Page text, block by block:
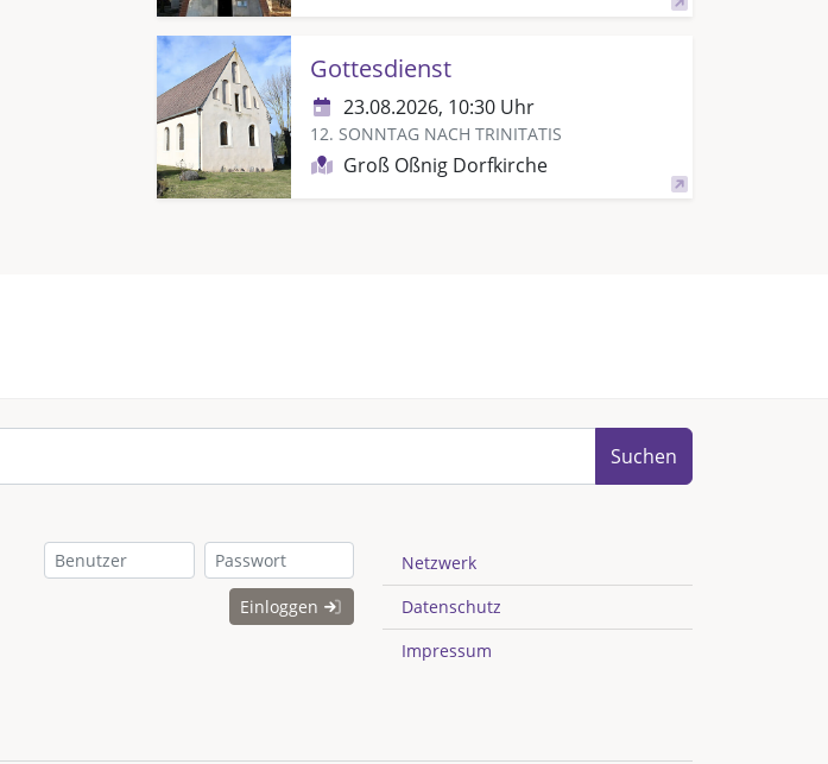
Gottesdienst
23.08.2026, 10:30 Uhr
12. SONNTAG NACH TRINITATIS
Groß Oßnig Dorfkirche
Suchen
Einloggen
Netzwerk
Datenschutz
Impressum